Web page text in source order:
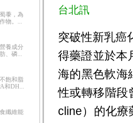
飽和脂
和DH...
纖維能
；揮...
，鈉含
人的...
養的蛋
、磷...
台北訊
突破性新乳癌
得藥證並於本
海的黑色軟海
性或轉移階段
cline） 的化療